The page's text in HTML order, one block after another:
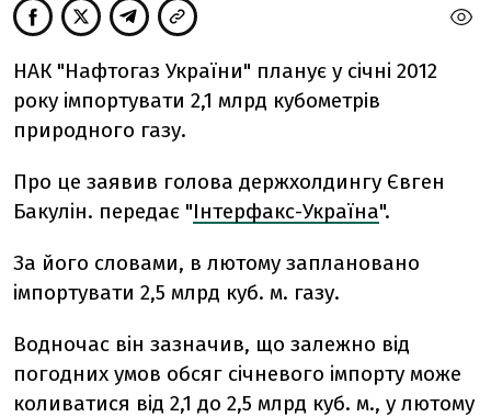
НАК "Нафтогаз України" планує у сiчнi 2012
року iмпортувати 2,1 млрд кубометрів
природного газу.
Про це заявив голова держхолдингу Євген
Бакулiн. передає "Інтерфакс-Україна".
За його словами, в лютому заплановано
iмпортувати 2,5 млрд куб. м. газу.
Водночас вiн зазначив, що залежно вiд
погодних умов обсяг сiчневого iмпорту може
коливатися вiд 2,1 до 2,5 млрд куб. м., у лютому